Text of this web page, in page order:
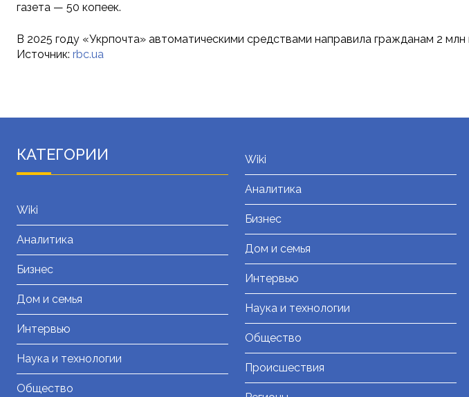
газета — 50 копеек.
В 2025 году «Укрпочта» автоматическими средствами направила гражданам 2
Источник: rbc.ua
КАТЕГОРИИ
Wiki
Аналитика
Бизнес
Дом и семья
Интервью
Наука и технологии
Общество
Wiki
Аналитика
Бизнес
Дом и семья
Интервью
Наука и технологии
Общество
Происшествия